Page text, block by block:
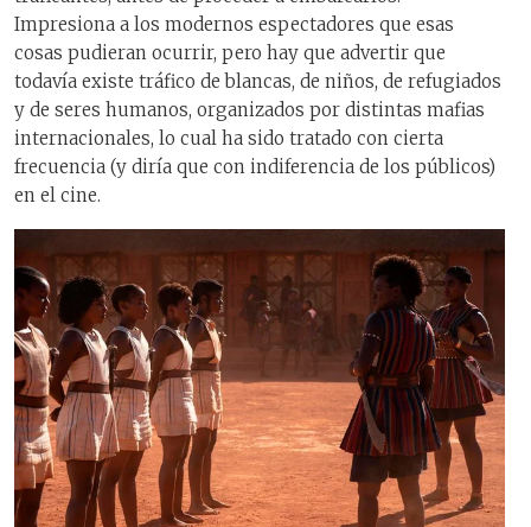
Impresiona a los modernos espectadores que esas
cosas pudieran ocurrir, pero hay que advertir que
todavía existe tráfico de blancas, de niños, de refugiados
y de seres humanos, organizados por distintas mafias
internacionales, lo cual ha sido tratado con cierta
frecuencia (y diría que con indiferencia de los públicos)
en el cine.